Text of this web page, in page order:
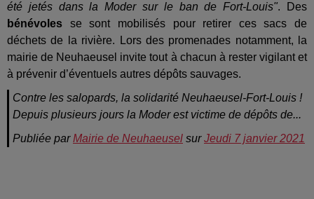
été jetés dans la Moder sur le ban de Fort-Louis". Des
bénévoles se sont mobilisés pour retirer ces sacs de
déchets de la rivière. Lors des promenades notamment, la
mairie de Neuhaeusel invite tout à chacun à rester vigilant et
à prévenir d’éventuels autres dépôts sauvages.
Contre les salopards, la solidarité Neuhaeusel-Fort-Louis !
Depuis plusieurs jours la Moder est victime de dépôts de...
Publiée parMairie de Neuhaeusel surJeudi 7 janvier 2021